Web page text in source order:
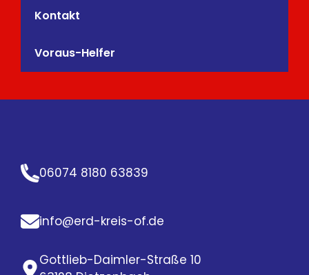
Kontakt
Voraus-Helfer
06074 8180 63839
info@erd-kreis-of.de
Gottlieb-Daimler-Straße 10